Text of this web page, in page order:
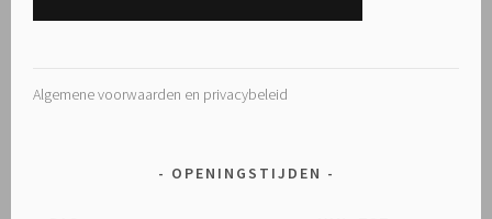
Algemene voorwaarden en privacybeleid
OPENINGSTIJDEN